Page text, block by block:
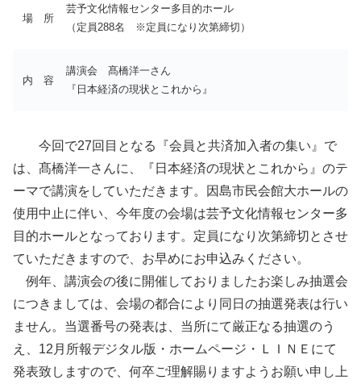
場 所
芸予文化情報センター多目的ホール
（定員288名 ※定員になり次第締切）
内 容
講演会 髙橋洋一さん
『日本経済の現状とこれから』
今回で27回目となる『会員と共済加入者の集い』で
は、髙橋洋一さんに、『日本経済の現状とこれから』のテ
ーマで講演をしていただきます。因島市民会館大ホールの
使用中止に伴い、今年度の会場は芸予文化情報センター多
目的ホールとなっております。定員になり次第締切とさせ
ていただきますので、お早めにお申込みください。
例年、講演会の後に開催しておりましたお楽しみ抽選会
につきましては、会場の都合により同日の抽選発表は行い
ません。当選番号の発表は、当所にて厳正なる抽選のう
え、12月所報デジタル版・ホームページ・ＬＩＮＥにて
発表致しますので、何卒ご理解賜りますようお願い申し上